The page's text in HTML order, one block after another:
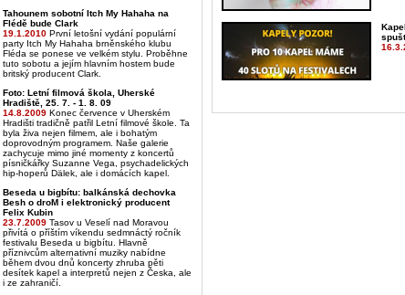
Tahounem sobotní Itch My Hahaha na
Flédě bude Clark
19.1.2010 První letošní vydání populární
party Itch My Hahaha brněnského klubu
Fléda se ponese ve velkém stylu. Proběhne
tuto sobotu a jejím hlavním hostem bude
britský producent Clark.
Foto: Letní filmová škola, Uherské
Hradiště, 25. 7. - 1. 8. 09
14.8.2009 Konec července v Uherském
Hradišti tradičně patřil Letní filmové škole. Ta
byla živa nejen filmem, ale i bohatým
doprovodným programem. Naše galerie
zachycuje mimo jiné momenty z koncertů
písničkářky Suzanne Vega, psychadelických
hip-hoperů Dälek, ale i domácích kapel.
Beseda u bigbítu: balkánská dechovka
Besh o droM i elektronický producent
Felix Kubin
23.7.2009 Tasov u Veselí nad Moravou
přivítá o příštím víkendu sedmnáctý ročník
festivalu Beseda u bigbítu. Hlavně
příznivcům alternativní muziky nabídne
během dvou dnů koncerty zhruba pěti
desítek kapel a interpretů nejen z Česka, ale
i ze zahraničí.